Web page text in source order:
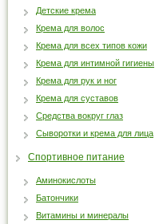
Детские крема
Крема для волос
Крема для всех типов кожи
Крема для интимной гигиены
Крема для рук и ног
Крема для суставов
Средства вокруг глаз
Сыворотки и крема для лица
Спортивное питание
Аминокислоты
Батончики
Витамины и минералы